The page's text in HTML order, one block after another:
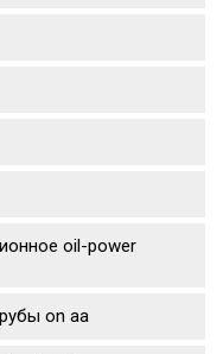
oil-power
on aa